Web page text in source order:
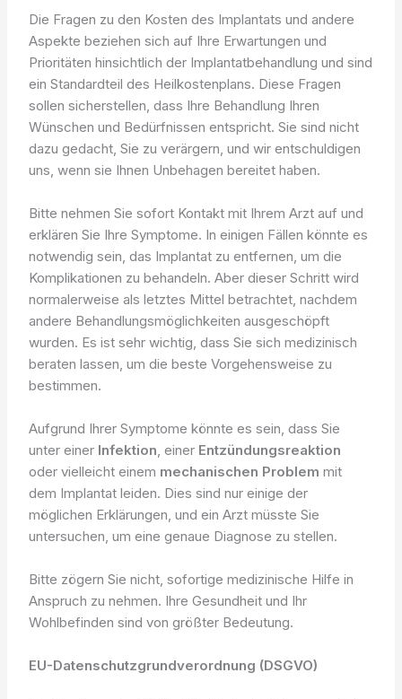
Die Fragen zu den Kosten des Implantats und andere
Aspekte beziehen sich auf Ihre Erwartungen und
Prioritäten hinsichtlich der Implantatbehandlung und sind
ein Standardteil des Heilkostenplans. Diese Fragen
sollen sicherstellen, dass Ihre Behandlung Ihren
Wünschen und Bedürfnissen entspricht. Sie sind nicht
dazu gedacht, Sie zu verärgern, und wir entschuldigen
uns, wenn sie Ihnen Unbehagen bereitet haben.
Bitte nehmen Sie sofort Kontakt mit Ihrem Arzt auf und
erklären Sie Ihre Symptome. In einigen Fällen könnte es
notwendig sein, das Implantat zu entfernen, um die
Komplikationen zu behandeln. Aber dieser Schritt wird
normalerweise als letztes Mittel betrachtet, nachdem
andere Behandlungsmöglichkeiten ausgeschöpft
wurden. Es ist sehr wichtig, dass Sie sich medizinisch
beraten lassen, um die beste Vorgehensweise zu
bestimmen.
Aufgrund Ihrer Symptome könnte es sein, dass Sie
unter einer Infektion, einer Entzündungsreaktion
oder vielleicht einem mechanischen Problem mit
dem Implantat leiden. Dies sind nur einige der
möglichen Erklärungen, und ein Arzt müsste Sie
untersuchen, um eine genaue Diagnose zu stellen.
Bitte zögern Sie nicht, sofortige medizinische Hilfe in
Anspruch zu nehmen. Ihre Gesundheit und Ihr
Wohlbefinden sind von größter Bedeutung.
EU-Datenschutzgrundverordnung (DSGVO)